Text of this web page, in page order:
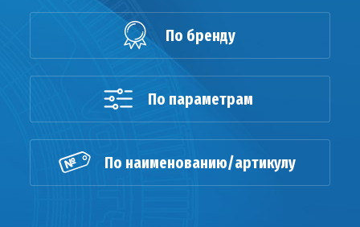
По бренду
По параметрам
По наименованию/артикулу